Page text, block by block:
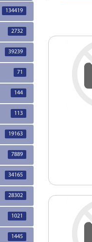
134419
2732
39239
71
144
113
19163
7889
34165
28302
1021
1445